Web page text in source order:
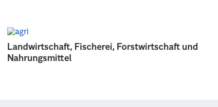
Landwirtschaft, Fischerei, Forstwirtschaft und
Nahrungsmittel